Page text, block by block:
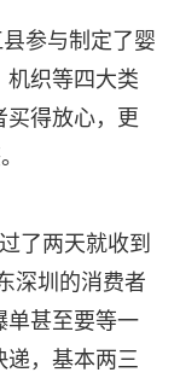
参与制定了婴
机织等四大类
买得放心，更
了两天就收到
深圳的消费者
单甚至要等一
递，基本两三